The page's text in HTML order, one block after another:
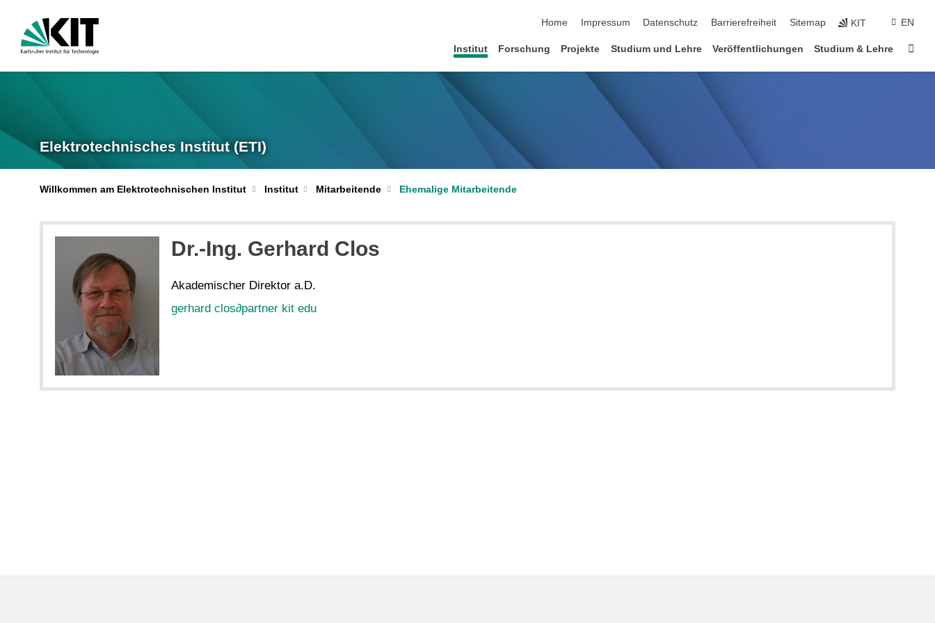
Home
Impressum Datenschutz Barrierefreiheit Sitemap KIT EN
Institut Forschung Projekte Studium und Lehre Veröffentlichungen Studium & Lehre
Elektrotechnisches Institut (ETI)
Willkommen am Elektrotechnischen Institut Institut Mitarbeitende Ehemalige Mitarbeitende
Dr.-Ing. Gerhard Clos
Akademischer Direktor a.D.
gerhard clos∂partner kit edu